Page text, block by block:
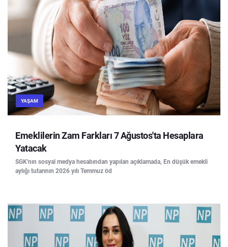
YAŞAM
Emeklilerin Zam Farkları 7 Ağustos'ta Hesaplara
Yatacak
SGK'nın sosyal medya hesabından yapılan açıklamada, En düşük emekli
aylığı tutarının 2026 yılı Temmuz öd